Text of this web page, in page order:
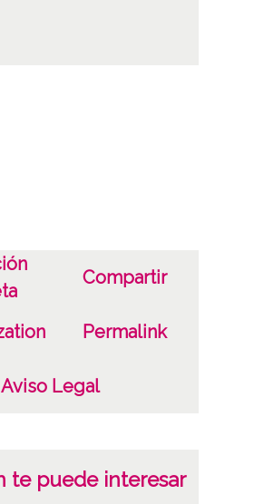
/ Legutiano
pie de caballo, uña de
las imágenes
Compartir
Permalink
Aviso Legal
te puede interesar